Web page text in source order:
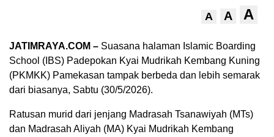
A A A
JATIMRAYA.COM – Suasana halaman Islamic Boarding
School (IBS) Padepokan Kyai Mudrikah Kembang Kuning
(PKMKK) Pamekasan tampak berbeda dan lebih semarak
dari biasanya, Sabtu (30/5/2026).
Ratusan murid dari jenjang Madrasah Tsanawiyah (MTs)
dan Madrasah Aliyah (MA) Kyai Mudrikah Kembang